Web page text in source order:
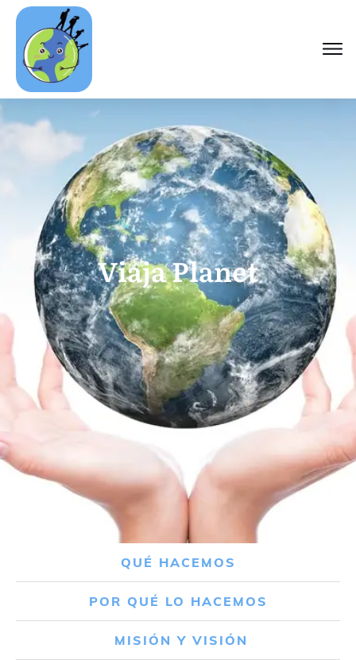
Viaja Planet
QUÉ HACEMOS
POR QUÉ LO HACEMOS
MISIÓN Y VISIÓN